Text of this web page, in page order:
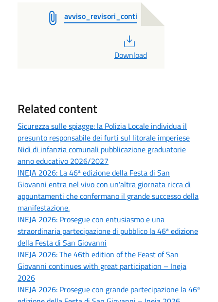
avviso_revisori_conti
Download
Related content
Sicurezza sulle spiagge: la Polizia Locale individua il
presunto responsabile dei furti sul litorale imperiese
Nidi di infanzia comunali pubblicazione graduatorie
anno educativo 2026/2027
INEJA 2026: La 46ª edizione della Festa di San
Giovanni entra nel vivo con un'altra giornata ricca di
appuntamenti che confermano il grande successo della
manifestazione.
INEJA 2026: Prosegue con entusiasmo e una
straordinaria partecipazione di pubblico la 46ª edizione
della Festa di San Giovanni
INEJA 2026: The 46th edition of the Feast of San
Giovanni continues with great participation – Ineja
2026
INEJA 2026: Prosegue con grande partecipazione la 46ª